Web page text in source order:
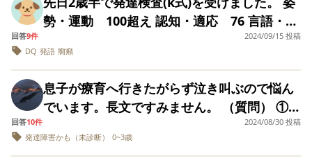
の幼児にはどのような療育生活がオススメ
か、皆様の体験談などいろいろ教えて頂けた
らと思います。 どうぞ、宜しくお願い致しま
す。 長文失礼しました。
集団行動だったりがないので、就学する上で
の不安はありますが…。） 発達相談センター
では、息子は集団で伸びることはないと言い
切られたのですが、息子は最近明らかにお友
達の行動に興味を示しています。先日保育園
の体験保育にも行ったのですが、自らお友達
が輪を作って遊んでいる中に入っていったそ
うで、また、1年以上私が毎日教えてもできな
も重い方なんだろうというのはわかります
が、今後も話せないのではないか、話せても
単語がせいぜいで、重い知的障害を持って一
生生活していくのだろうかと思うと、とても
重たい気持ちになります。自分の子供なのに
最低ですが、娘のことが愛せなくなってしま
の受診は何か月待ちという状態なので、まだ
詳細な知能検査をしたわけではないのです
自宅や保育所以外にも療育の場って必要なの
でしょうか？ 教えてください。
興味の指差しと応答の指差し ちょうだい
やかしてなどの手をたたくジェスチャー 返
事は手をあげる ごちそうさまやいただきま
辺自立のほとんど 発語なし 現状は身辺
自立とコミュニケーションができることを大
切に考えており、療育をメインに考えており
ます。 またこのような状態からかなり発達し
たよといったお子様をもった方の経験なども
解力ほぼ0)療育始めた方、どんな感じで進め
離）を指摘されていました。 2歳を過ぎてか
ら、周りのお友達と比べて以下の事が気にな
ると指摘をされました。 【保育園で指摘され
た事】 ・手を洗うタイミング等で声を掛けら
れても遊びに熱中してると遊びを優先し、結
果手洗いが1番最後になってしまう ・靴下を
履くなどの順番待ちの時にフラフラどこかへ
行ってしまう ・切り替えが苦手で、今やって
いる事を中断されたり思い通りにいかないと
勢・運動 100超え 認知・適応 76 言語・社
会 64 全体 DQ78の境界知能でした。 検査
中は心理士さんの検査道具が入ったカバンが
って感じで全く落ち着きがなかったです。 来
年度就園ですが、プレでも先生の指示を全く
聞けない見てもない、紙芝居の読み聞かせの
時間は座っていられないこれも内容は全く見
回答9件
2024/09/15 投稿
DQ 発語 癇癪
息子が療育へ行きたがらず泣き叫ぶので悩ん
でいます。長文ですみません。 （質問） ①親
子同伴の療育は意味がないのでしょうか？分
離したほうが、療育の効果は高いのでしょう
回答10件
2024/08/30 投稿
発達障害かも（未診断）
0~3歳